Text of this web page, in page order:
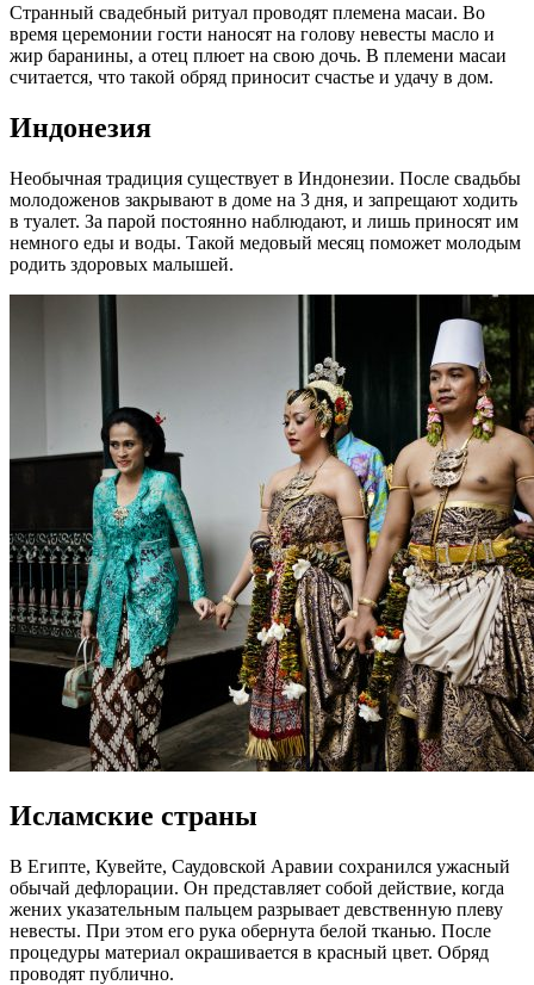
Странный свадебный ритуал проводят племена масаи. Во
время церемонии гости наносят на голову невесты масло и
жир баранины, а отец плюет на свою дочь. В племени масаи
считается, что такой обряд приносит счастье и удачу в дом.
Индонезия
Необычная традиция существует в Индонезии. После свадьбы
молодоженов закрывают в доме на 3 дня, и запрещают ходить
в туалет. За парой постоянно наблюдают, и лишь приносят им
немного еды и воды. Такой медовый месяц поможет молодым
родить здоровых малышей.
Исламские страны
В Египте, Кувейте, Саудовской Аравии сохранился ужасный
обычай дефлорации. Он представляет собой действие, когда
жених указательным пальцем разрывает девственную плеву
невесты. При этом его рука обернута белой тканью. После
процедуры материал окрашивается в красный цвет. Обряд
проводят публично.